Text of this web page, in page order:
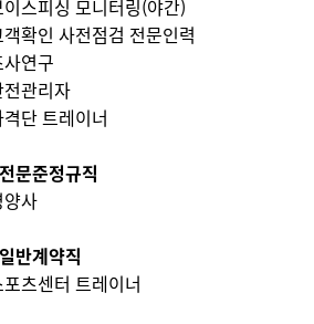
스피싱 모니터링(야간)
확인 사전점검 전문인력
연구
관리자
단 트레이너
문준정규직
사
반계약직
츠센터 트레이너